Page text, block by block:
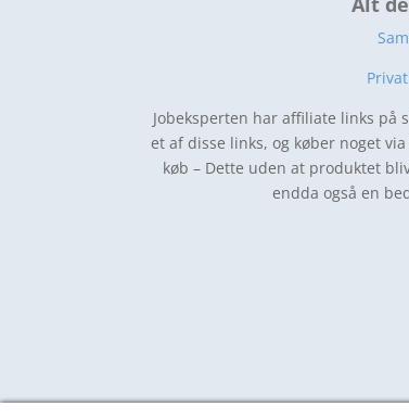
Jobeksperten har affiliate links på
et af disse links, og køber noget
køb – Dette uden at produktet
endda også en